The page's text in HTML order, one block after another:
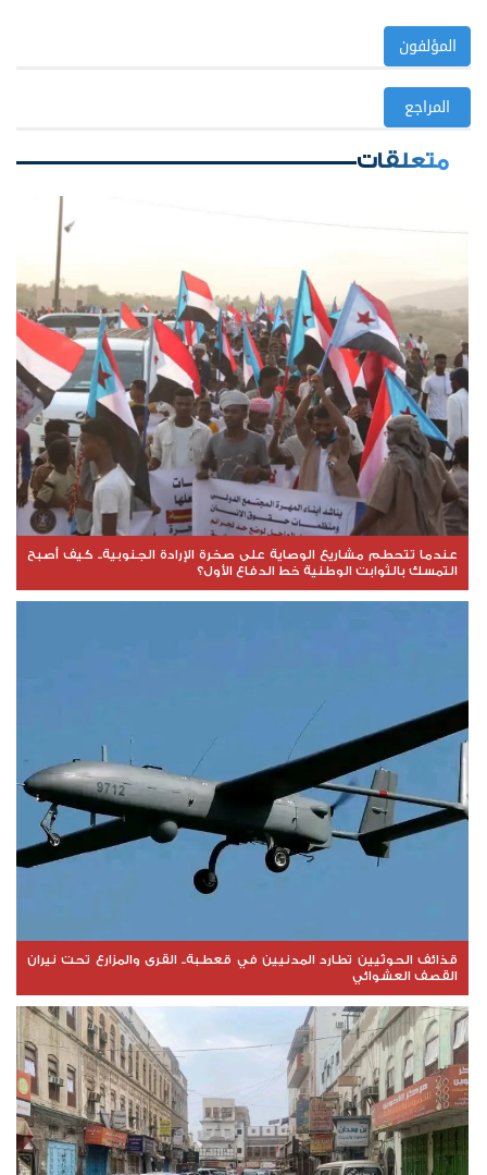
المؤلفون
المراجع
متعلقات
عندما تتحطم مشاريع الوصاية على صخرة الإرادة الجنوبية.. كيف أصبح
التمسك بالثوابت الوطنية خط الدفاع الأول؟
قذائف الحوثيين تطارد المدنيين في قعطبة.. القرى والمزارع تحت نيران
القصف العشوائي